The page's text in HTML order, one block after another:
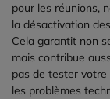
pour les réunions,
la désactivation
Cela garantit non
mais contribue
pas de tester
les problèmes